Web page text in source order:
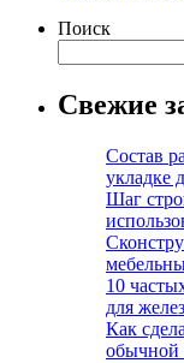
Поиск
Свежие
Состав
укладке
Шаг
10
для
Как
обычной